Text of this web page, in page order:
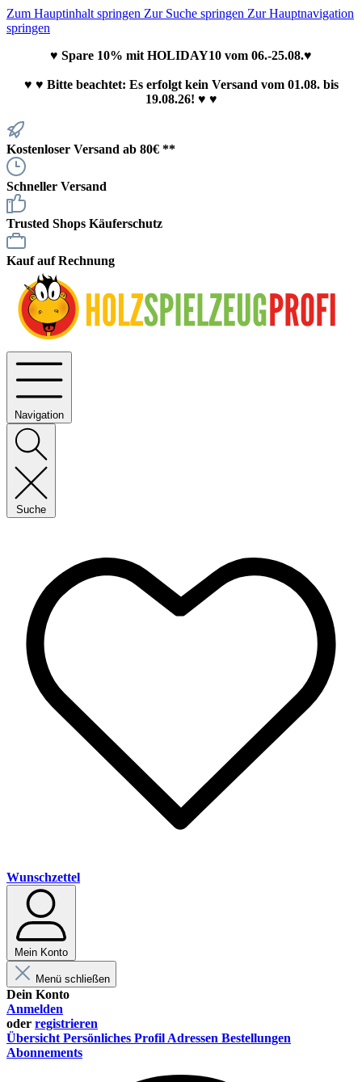
Zum Hauptinhalt springen Zur Suche springen Zur Hauptnavigation
springen
♥ Spare 10% mit HOLIDAY10 vom 06.-25.08.♥
♥ ♥ Bitte beachtet: Es erfolgt kein Versand vom 01.08. bis
19.08.26! ♥ ♥
Kostenloser Versand ab 80€ **
Schneller Versand
Trusted Shops Käuferschutz
Kauf auf Rechnung
Navigation
Suche
Wunschzettel
Mein Konto
Menü schließen
Dein Konto
Anmelden
oder registrieren
Übersicht Persönliches Profil Adressen Bestellungen
Abonnements